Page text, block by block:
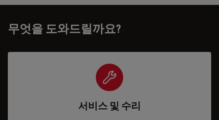
무엇을 도와드릴까요?
서비스 및 수리